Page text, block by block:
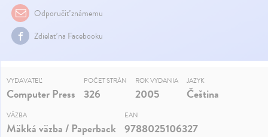
Odporučiť známemu
Zdielať na Facebooku
VYDAVATEĽ
Computer Press
POČET STRÁN
326
ROK VYDANIA
2005
JAZYK
Čeština
VÄZBA
Mäkká väzba / Paperback
EAN
9788025106327